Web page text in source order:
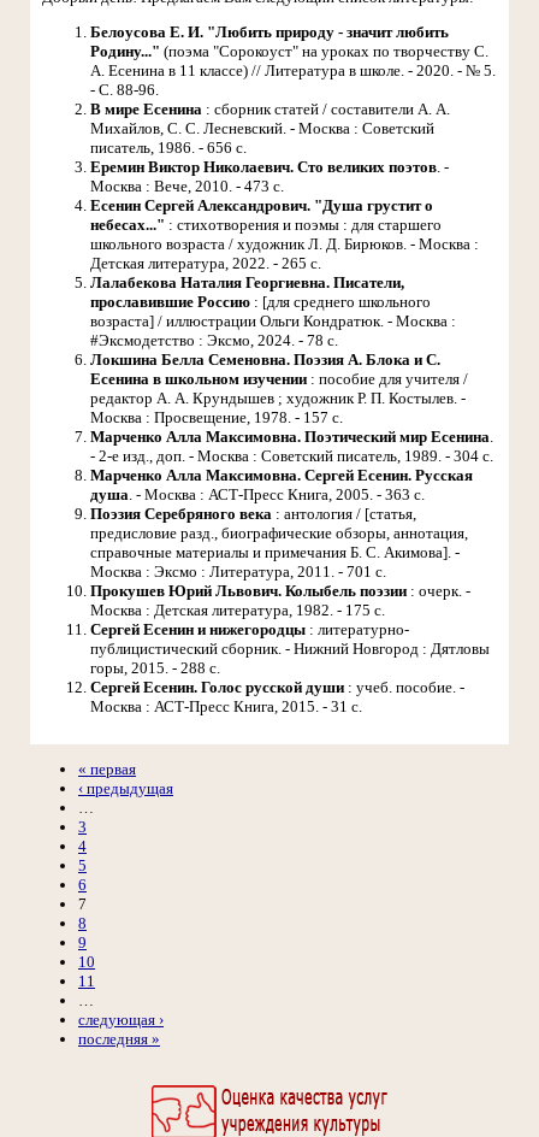
Белоусова Е. И. "Любить природу - значит любить
Родину..." (поэма "Сорокоуст" на уроках по творчеству С.
А. Есенина в 11 классе) // Литература в школе. - 2020. - № 5.
- С. 88-96.
В мире Есенина : сборник статей / составители А. А.
Михайлов, С. С. Лесневский. - Москва : Советский
писатель, 1986. - 656 с.
Еремин Виктор Николаевич. Сто великих поэтов . -
Москва : Вече, 2010. - 473 с.
Есенин Сергей Александрович. "Душа грустит о
небесах..." : стихотворения и поэмы : для старшего
школьного возраста / художник Л. Д. Бирюков. - Москва :
Детская литература, 2022. - 265 c.
Лалабекова Наталия Георгиевна. Писатели,
прославившие Россию : [для среднего школьного
возраста] / иллюстрации Ольги Кондратюк. - Москва :
#Эксмодетство : Эксмо, 2024. - 78 с.
Локшина Белла Семеновна. Поэзия А. Блока и С.
Есенина в школьном изучении : пособие для учителя /
редактор А. А. Крундышев ; художник Р. П. Костылев. -
Москва : Просвещение, 1978. - 157 с.
Марченко Алла Максимовна. Поэтический мир Есенина
- 2-е изд., доп. - Москва : Советский писатель, 1989. - 304 с.
Марченко Алла Максимовна. Сергей Есенин. Русская
душа . - Москва : АСТ-Пресс Книга, 2005. - 363 с.
Поэзия Серебряного века : антология / [статья,
предисловие разд., биографические обзоры, аннотация,
справочные материалы и примечания Б. С. Акимова]. -
Москва : Эксмо : Литература, 2011. - 701 с.
Прокушев Юрий Львович. Колыбель поэзии : очерк. -
Москва : Детская литература, 1982. - 175 с.
Сергей Есенин и нижегородцы : литературно-
публицистический сборник. - Нижний Новгород : Дятловы
горы, 2015. - 288 с.
Сергей Есенин. Голос русской души : учеб. пособие. -
Москва : АСТ-Пресс Книга, 2015. - 31 с.
« первая
‹ предыдущая
3
4
5
6
7
8
9
10
11
следующая ›
последняя »